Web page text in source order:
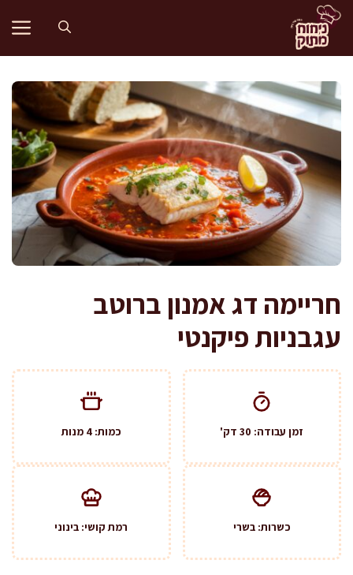
לדלג
לתוכן
חריימה דג אמנון ברוטב
עגבניות פיקנטי
זמן עבודה: 30 דק' כמות: 4 מנות
כשרות: בשרי רמת קושי: בינוני